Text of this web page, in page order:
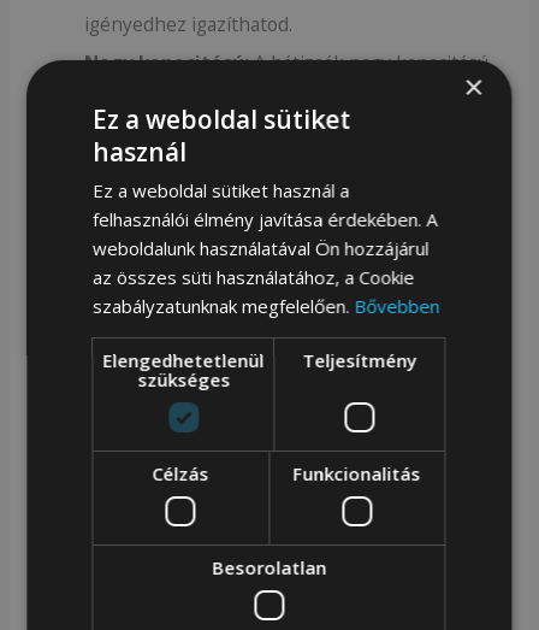
igényedhez igazíthatod.
Nagy kapacitású:A hátizsák nagy kapacitású,
így akár egy hétvégi kirándulásra is elegendő
hely van benne.
Laptoptartóval rendelkezik:
laptoptartóval rendelkezik, így a laptop is
biztonságosan elfér benne.
Belső és külső szervezéssel rendelkezik:
hátizsák belső és külső szervezéssel
rendelkezik, így mindent könnyen
megtalálhatsz benne.
USB-töltőporttal rendelkezik:A hátizsák
USB-töltőporttal rendelkezik, így a telefonodat
vagy más eszközödet is töltheted útközben.
×
Ez a weboldal sütiket
használ
Ez a weboldal sütiket használ a
felhasználói élmény javítása érdekében. A
weboldalunk használatával Ön hozzájárul
az összes süti használatához, a Cookie
szabályzatunknak megfelelően. Bővebben
Elengedhetetlenül
szükséges
Teljesítmény
Célzás Funkcionalitás
Besorolatlan